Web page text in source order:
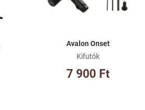
Avalon Onset
Kifutók
7 900 Ft